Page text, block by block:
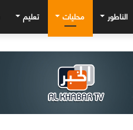
الناطور محليات تعليم